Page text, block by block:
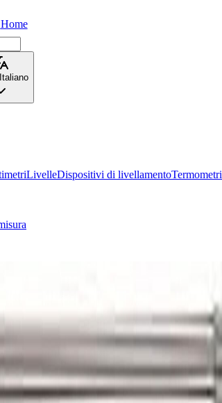
Home
Italiano
LivelleDispositivi di livellamentoTermometri